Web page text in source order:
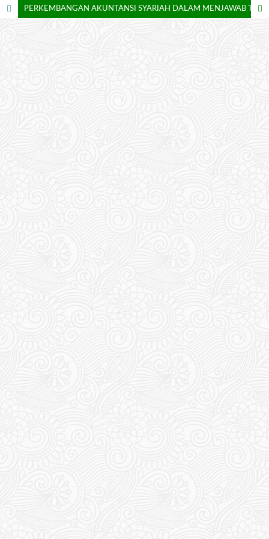
PERKEMBANGAN AKUNTANSI SYARIAH DALAM MENJAWAB TANTANGAN KEUANGAN HALAL GLOBAL